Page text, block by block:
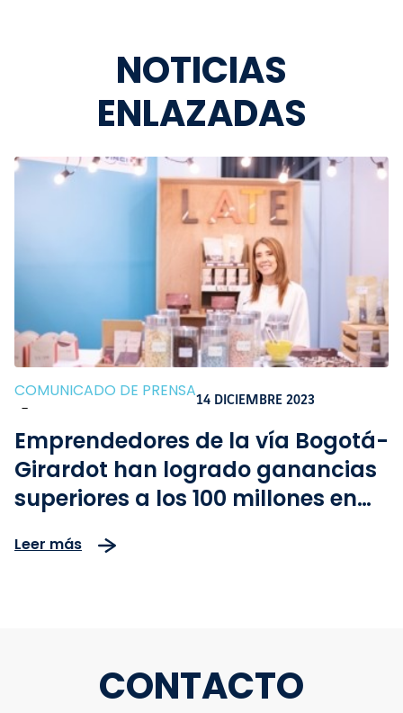
NOTICIAS
ENLAZADAS
COMUNICADO DE PRENSA
-
14 DICIEMBRE 2023
Emprendedores de la vía Bogotá-
Girardot han logrado ganancias
superiores a los 100 millones en
Leer más
CONTACTO